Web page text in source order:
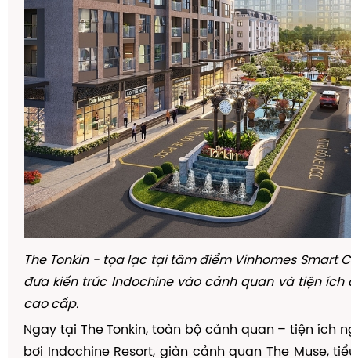
The Tonkin - tọa lạc tại tâm điểm Vinhomes Smart
đưa kiến trúc Indochine vào cảnh quan vàtiện ích
cao cấp.
Ngay tại The Tonkin, toàn bộcảnh quan – tiện ích
bơi Indochine Resort, giàn cảnh quan The Muse, tiể